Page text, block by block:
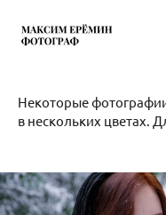
Некоторые
в нескольких цветах.